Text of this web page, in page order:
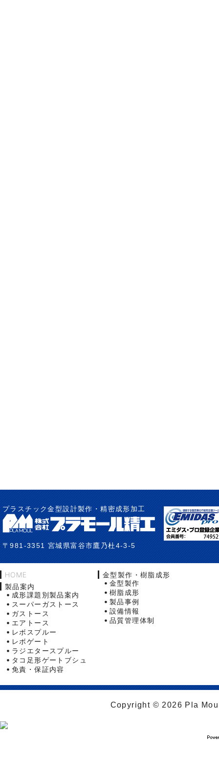
プラスチック金型設計製作・精密成形加工
〒981-3351 宮城県富谷市鷹乃杜4-3-5
HOME
製品案内
成形課題別製品案内
スーパーガストース
ガストース
エアトース
レボスプルー
レボゲート
ラジエタースプルー
タコ足形ゲートブシュ
免責・保証内容
金型製作・樹脂成形
金型製作
樹脂成形
製品事例
設備情報
品質管理体制
Copyright © 2026 Pla